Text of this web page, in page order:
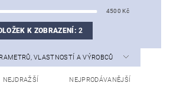
4500 Kč
K ZOBRAZENÍ:2
VLASTNOSTÍ A VÝROBCŮ
NEJDRAŽŠÍ NEJPRODÁVANĚJŠÍ